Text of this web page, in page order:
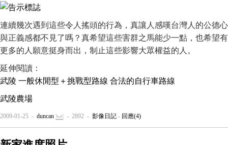
連續幾次遇到這些令人搖頭的行為，真讓人感嘆台灣人的公德心
與正義感都不見了嗎？真希望這些害群之馬能少一點，也希望有
更多的人願意挺身而出，制止這些影響大眾權益的人。
延伸閱讀：
武陵 一般休閒型＋挑戰型路線 合法的自行車路線
武陵農場
2009-01-25 - duncan - 2892 - 影像日記 - 回應(4)